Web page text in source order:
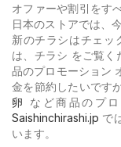
オファーや割引をす
日本のストアでは、
新のチラシはチェッ
は、チラシ をご覧く
品のプロモーション
金を節約したいです
卵
など商品のプ
Saishinchirashi.jp で
います。